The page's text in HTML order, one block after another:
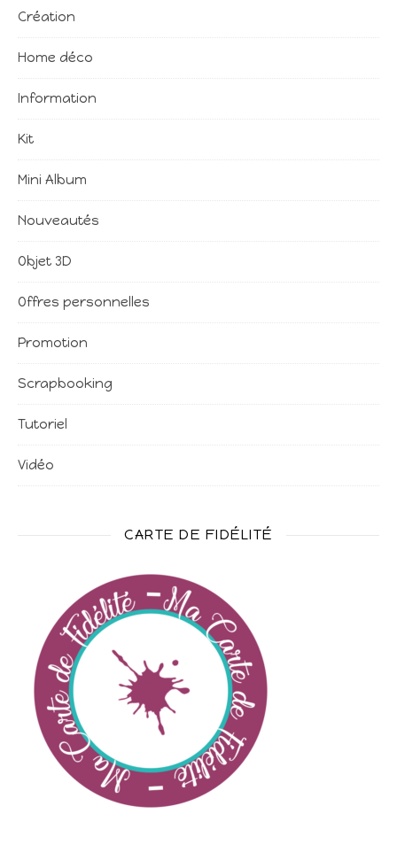
Création
Home déco
Information
Kit
Mini Album
Nouveautés
Objet 3D
Offres personnelles
Promotion
Scrapbooking
Tutoriel
Vidéo
CARTE DE FIDÉLITÉ